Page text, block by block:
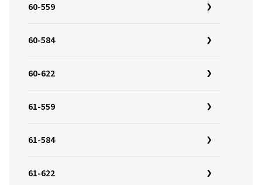
60-559
60-584
60-622
61-559
61-584
61-622